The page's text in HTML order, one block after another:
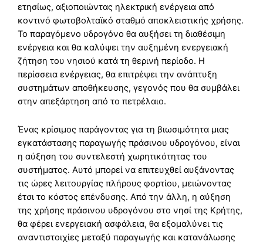
ετησίως, αξιοποιώντας ηλεκτρική ενέργεια από
κοντινό φωτοβολταϊκό σταθμό αποκλειστικής χρήσης.
Το παραγόμενο υδρογόνο θα αυξήσει τη διαθέσιμη
ενέργεια και θα καλύψει την αυξημένη ενεργειακή
ζήτηση του νησιού κατά τη θερινή περίοδο. Η
περίσσεια ενέργειας, θα επιτρέψει την ανάπτυξη
συστημάτων αποθήκευσης, γεγονός που θα συμβάλει
στην απεξάρτηση από το πετρέλαιο.
Ένας κρίσιμος παράγοντας για τη βιωσιμότητα μιας
εγκατάστασης παραγωγής πράσινου υδρογόνου, είναι
η αύξηση του συντελεστή χωρητικότητας του
συστήματος. Αυτό μπορεί να επιτευχθεί αυξάνοντας
τις ώρες λειτουργίας πλήρους φορτίου, μειώνοντας
έτσι το κόστος επένδυσης. Από την άλλη, η αύξηση
της χρήσης πράσινου υδρογόνου στο νησί της Κρήτης,
θα φέρει ενεργειακή ασφάλεια, θα εξομαλύνει τις
αναντιστοιχίες μεταξύ παραγωγής και κατανάλωσης